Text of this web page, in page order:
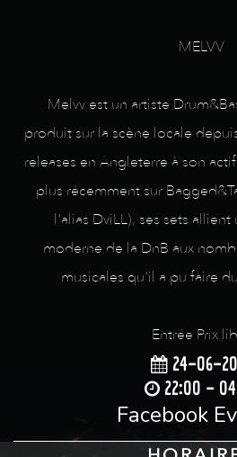
MELVV
Melvv est un artiste
produit sur la scène locale
releases en Angleterre à son
plus récemment sur
l'alias DviLL), ses sets
moderne de la DnB aux
musicales qu'il a pu faire
Entrée Prix
24-06-
22:00 -
Facebook